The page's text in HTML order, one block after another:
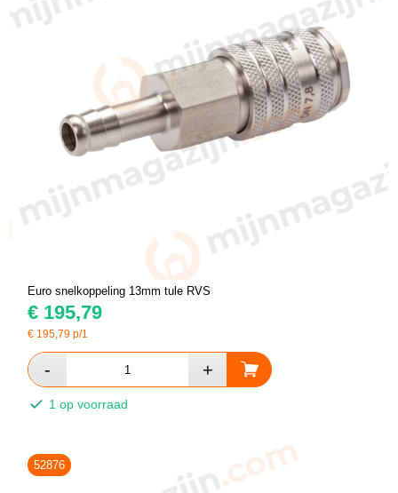
Euro snelkoppeling 13mm tule RVS
€ 195,79
€ 195,79 p/1
1 op voorraad
52876